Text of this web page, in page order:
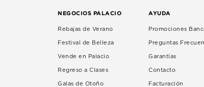
NEGOCIOS PALACIO
Rebajas de Verano
Festival de Belleza
Vende en Palacio
Regreso a Clases
Galas de Otoño
AYUDA
Promociones
Preguntas
Garantías
Contacto
Facturación